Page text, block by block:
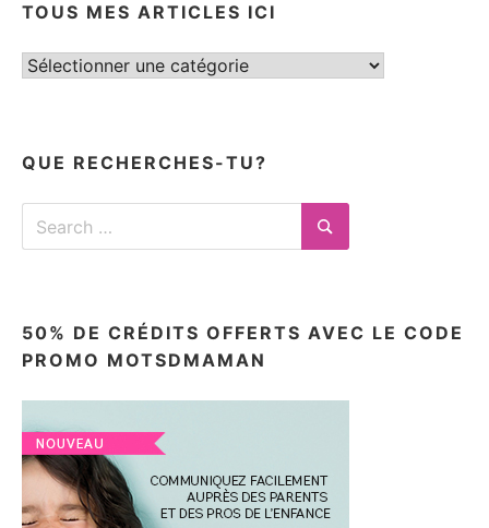
TOUS MES ARTICLES ICI
Tous
QUE RECHERCHES-TU?
Search
for:
Search
50% DE CRÉDITS OFFERTS AVEC LE CODE
PROMO MOTSDMAMAN